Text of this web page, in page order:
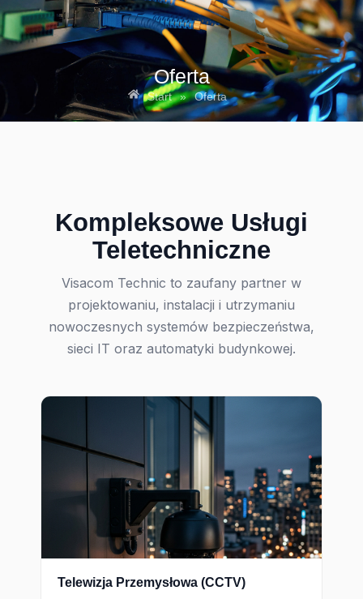
Oferta
Start » Oferta
Kompleksowe Usługi
Teletechniczne
Visacom Technic to zaufany partner w
projektowaniu, instalacji i utrzymaniu
nowoczesnych systemów bezpieczeństwa,
sieci IT oraz automatyki budynkowej.
Telewizja Przemysłowa (CCTV)